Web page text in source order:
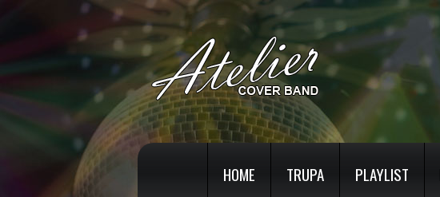
HOME TRUPA PLAYLIST